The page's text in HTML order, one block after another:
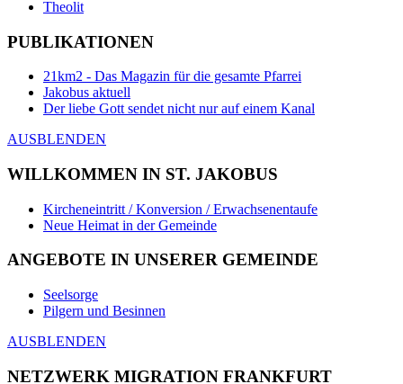
Theolit
PUBLIKATIONEN
21km2 - Das Magazin für die gesamte Pfarrei
Jakobus aktuell
Der liebe Gott sendet nicht nur auf einem Kanal
AUSBLENDEN
WILLKOMMEN IN ST. JAKOBUS
Kircheneintritt / Konversion / Erwachsenentaufe
Neue Heimat in der Gemeinde
ANGEBOTE IN UNSERER GEMEINDE
Seelsorge
Pilgern und Besinnen
AUSBLENDEN
NETZWERK MIGRATION FRANKFURT